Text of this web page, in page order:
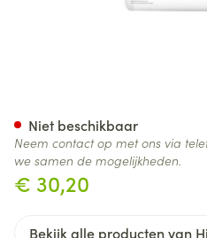
€ 30,20
Niet beschikbaar
Neem contact op met ons via
we samen de mogelijkheden.
Bekijk alle producten van